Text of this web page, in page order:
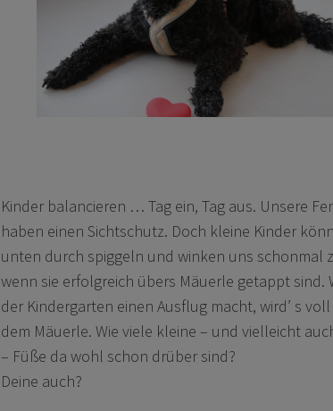
Kinder balancieren … Tag ein, Tag aus. Unsere
haben einen Sichtschutz. Doch kleine Kinder
unten durch spiggeln und winken uns schonmal
wenn sie erfolgreich übers Mäuerle getappt sind.
der Kindergarten einen Ausflug macht, wird’ s
dem Mäuerle. Wie viele kleine – und vielleicht
– Füße da wohl schon drüber sind?
Deine auch?